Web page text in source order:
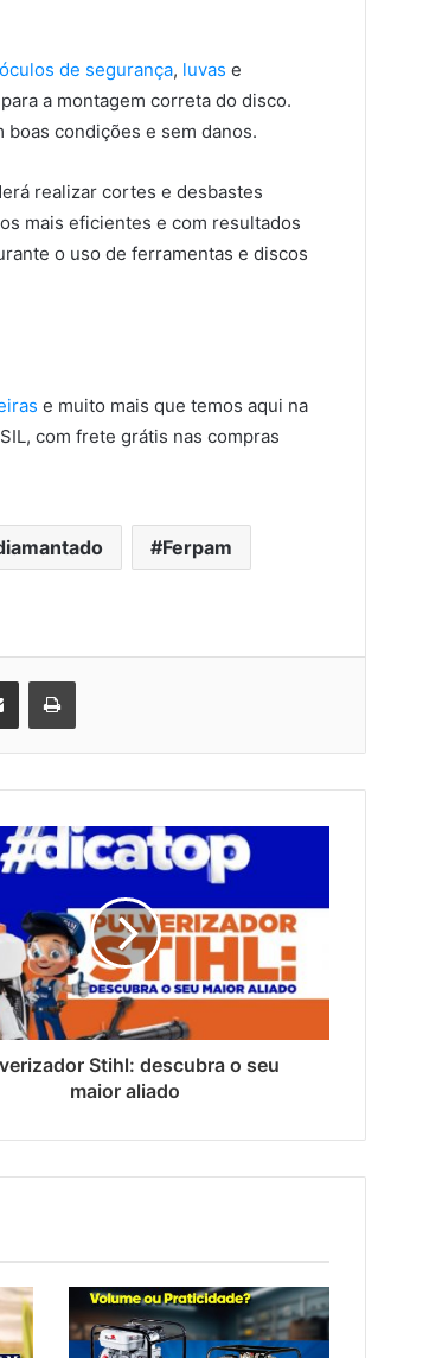
óculos de segurança, luvas e
a montagem correta do disco.
condições e sem danos.
realizar cortes e desbastes
mais eficientes e com resultados
o uso de ferramentas e discos
e muito mais que temos aqui na
com frete grátis nas compras
Ferpam
Compartilhar via e-mail Imprimir
Stihl: descubra o seu
maior aliado